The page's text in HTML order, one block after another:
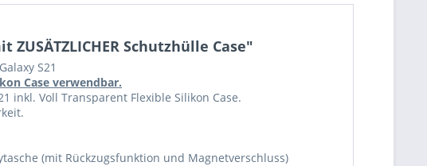
Schutzhülle Case"
S21
Case verwendbar.
inkl. Voll Transparent Flexible Silikon Case.
(mit Rückzugsfunktion und Magnetverschluss)